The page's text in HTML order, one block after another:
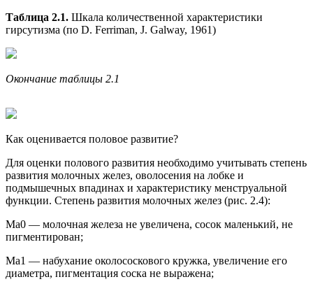
Таблица 2.1. Шкала количественной характеристики
гирсутизма (по D. Ferriman, J. Galway, 1961)
Окончание таблицы 2.1
Как оценивается половое развитие?
Для оценки полового развития необходимо учитывать степень
развития молочных желез, оволосения на лобке и
подмышечных впадинах и характеристику менструальной
функции. Степень развития молочных желез (рис. 2.4):
Ма0 — молочная железа не увеличена, сосок маленький, не
пигментирован;
Ma1 — набухание околососкового кружка, увеличение его
диаметра, пигментация соска не выражена;